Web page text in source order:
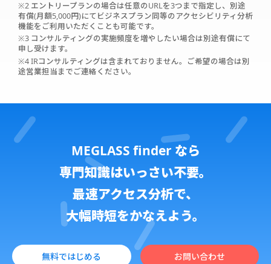
※2 エントリープランの場合は任意のURLを3つまで指定し、別途
有償(月額5,000円)にてビジネスプラン同等のアクセシビリティ分析
機能をご利用いただくことも可能です。
※3 コンサルティングの実施頻度を増やしたい場合は別途有償にて
申し受けます。
※4 IRコンサルティングは含まれておりません。ご希望の場合は別
途営業担当までご連絡ください。
MEGLASS finder なら
専門知識はいっさい不要。
最速アクセス分析で、
大幅時短をかなえよう。
無料ではじめる お問い合わせ